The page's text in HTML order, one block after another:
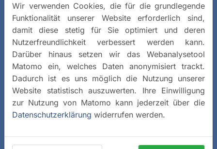
Wir verwenden Cookies, die für die grundlegende
Funktionalität unserer Website erforderlich sind,
damit diese stetig für Sie optimiert und deren
Nutzerfreundlichkeit verbessert werden kann.
Darüber hinaus setzen wir das Webanalysetool
Matomo ein, welches Daten anonymisiert trackt.
Dadurch ist es uns möglich die Nutzung unserer
Website statistisch auszuwerten. Ihre Einwilligung
zur Nutzung von Matomo kann jederzeit über die
Datenschutzerklärung widerrufen werden.